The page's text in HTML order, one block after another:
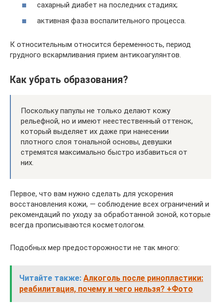
сахарный диабет на последних стадиях;
активная фаза воспалительного процесса.
К относительным относится беременность, период
грудного вскармливания прием антикоагулянтов.
Как убрать образования?
Поскольку папулы не только делают кожу
рельефной, но и имеют неестественный оттенок,
который выделяет их даже при нанесении
плотного слоя тональной основы, девушки
стремятся максимально быстро избавиться от
них.
Первое, что вам нужно сделать для ускорения
восстановления кожи, — соблюдение всех ограничений и
рекомендаций по уходу за обработанной зоной, которые
всегда прописываются косметологом.
Подобных мер предосторожности не так много:
Читайте также: Алкоголь после ринопластики:
реабилитация, почему и чего нельзя? +Фото